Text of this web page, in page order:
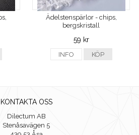
Ädelstenspärlor - chips,
bergskristall
59 kr
INFO KÖP
KONTAKTA OSS
Dilectum AB
Stenåsavägen 5